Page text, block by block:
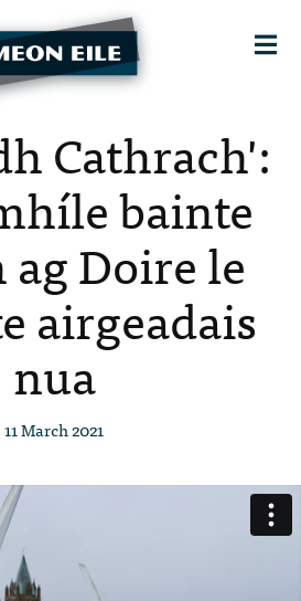
Cathrach':
bainte
Doire le
airgeadais
nua
11 March 2021